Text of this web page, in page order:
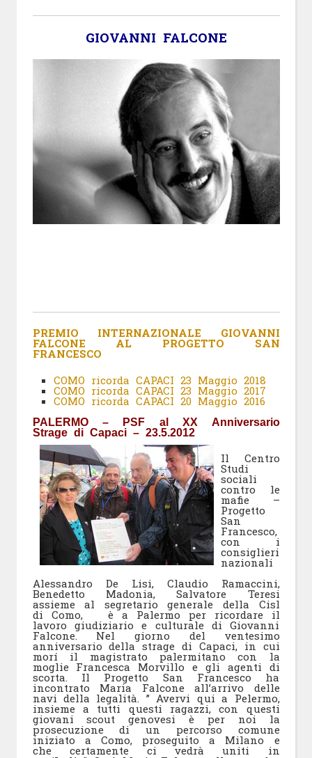
GIOVANNI FALCONE
PREMIO INTERNAZIONALE GIOVANNI
FALCONE AL PROGETTO SAN
FRANCESCO
COMO ricorda CAPACI 23 Maggio 2018
COMO ricorda CAPACI 23 Maggio 2017
COMO ricorda CAPACI 20 Maggio 2016
PALERMO – PSF al XX Anniversario
Strage di Capaci – 23.5.2012
Il Centro
Studi
sociali
contro le
mafie –
Progetto
San
Francesco,
con i
consiglieri
nazionali
Alessandro De Lisi, Claudio Ramaccini,
Benedetto Madonia, Salvatore Teresi
assieme al segretario generale della Cisl
di Como, è a Palermo per ricordare il
lavoro giudiziario e culturale di Giovanni
Falcone. Nel giorno del ventesimo
anniversario della strage di Capaci, in cui
morí il magistrato palermitano con la
moglie Francesca Morvillo e gli agenti di
scorta. Il Progetto San Francesco ha
incontrato Maria Falcone all’arrivo delle
navi della legalità. ” Avervi qui a Pelermo,
insieme a tutti questi ragazzi, con questi
giovani scout genovesi è per noi la
prosecuzione di un percorso comune
iniziato a Como, proseguito a Milano e
che certamente ci vedrà uniti in